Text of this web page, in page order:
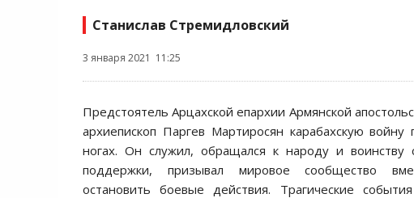
Станислав Стремидловский
3 января 2021 11:25
Предстоятель Арцахской епархии Армянской
архиепископ Паргев Мартиросян карабахскую войну
ногах. Он служил, обращался к народу и воинству
поддержки, призывал мировое сообщество
остановить боевые действия. Трагические